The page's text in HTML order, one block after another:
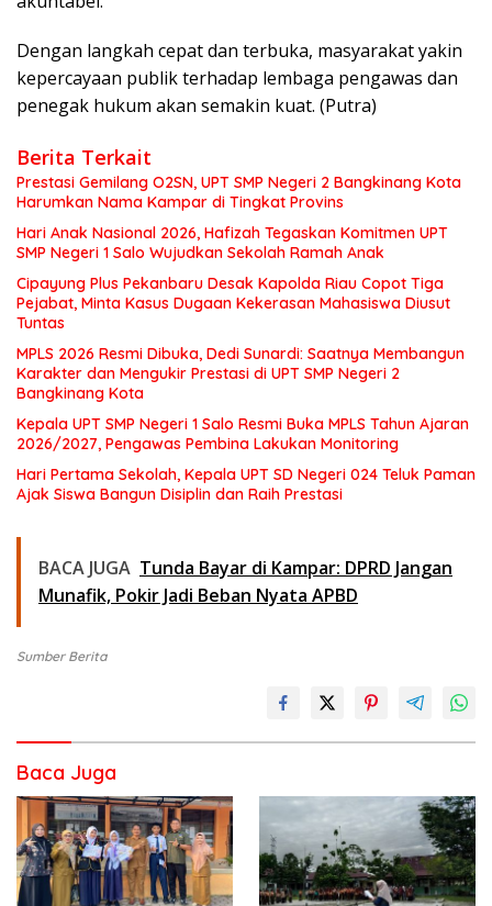
Dengan langkah cepat dan terbuka, masyarakat yakin
kepercayaan publik terhadap lembaga pengawas dan
penegak hukum akan semakin kuat. (Putra)
Berita Terkait
Prestasi Gemilang O2SN, UPT SMP Negeri 2 Bangkinang Kota
Harumkan Nama Kampar di Tingkat Provins
Hari Anak Nasional 2026, Hafizah Tegaskan Komitmen UPT
SMP Negeri 1 Salo Wujudkan Sekolah Ramah Anak
Cipayung Plus Pekanbaru Desak Kapolda Riau Copot Tiga
Pejabat, Minta Kasus Dugaan Kekerasan Mahasiswa Diusut
Tuntas
MPLS 2026 Resmi Dibuka, Dedi Sunardi: Saatnya Membangun
Karakter dan Mengukir Prestasi di UPT SMP Negeri 2
Bangkinang Kota
Kepala UPT SMP Negeri 1 Salo Resmi Buka MPLS Tahun Ajaran
2026/2027, Pengawas Pembina Lakukan Monitoring
Hari Pertama Sekolah, Kepala UPT SD Negeri 024 Teluk Paman
Ajak Siswa Bangun Disiplin dan Raih Prestasi
BACA JUGA Tunda Bayar di Kampar: DPRD Jangan
Munafik, Pokir Jadi Beban Nyata APBD
Sumber Berita
Baca Juga